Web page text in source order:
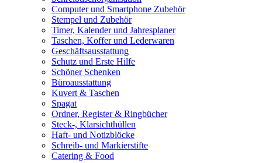
Computer und Smartphone Zubehör
Stempel und Zubehör
Timer, Kalender und Jahresplaner
Taschen, Koffer und Lederwaren
Geschäftsausstattung
Schutz und Erste Hilfe
Schöner Schenken
Büroausstattung
Kuvert & Taschen
Spagat
Ordner, Register & Ringbücher
Steck-, Klarsichthüllen
Haft- und Notizblöcke
Schreib- und Markierstifte
Catering & Food